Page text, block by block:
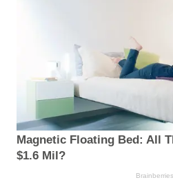
Magnetic Floating Bed: All
$1.6 Mil?
Brainberries